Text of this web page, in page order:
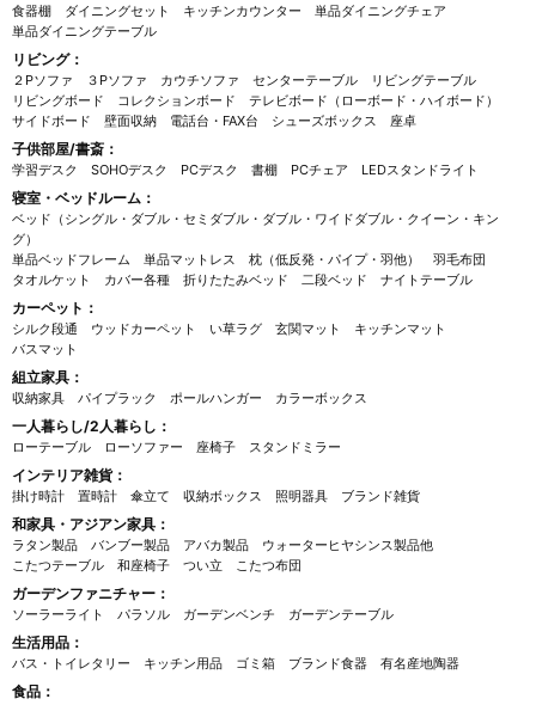
食器棚 ダイニングセット キッチンカウンター
単品ダイニングチェア
単品ダイニングテーブル
リビング：
２Pソファ ３Pソファ カウチソファ センターテーブル
リビングテーブル
リビングボード
コレクションボード
テレビボード（ローボード・ハイボード）
サイドボード
壁面収納 電話台・FAX台 シューズボックス 座卓
子供部屋/書斎：
学習デスク SOHOデスク PCデスク 書棚 PCチェア LEDスタンドライト
寝室・ベッドルーム：
ベッド（シングル・ダブル・セミダブル・ダブル・ワイドダブル・クイーン・キン
グ）
単品ベッドフレーム
単品マットレス 枕（低反発・パイプ・羽他）
羽毛布団
タオルケット
カバー各種 折りたたみベッド 二段ベッド ナイトテーブル
カーペット：
シルク段通 ウッドカーペット い草ラグ 玄関マット
キッチンマット
バスマット
組立家具：
収納家具 パイプラック ポールハンガー カラーボックス
一人暮らし/2人暮らし：
ローテーブル ローソファー 座椅子 スタンドミラー
インテリア雑貨：
掛け時計 置時計 傘立て 収納ボックス 照明器具 ブランド雑貨
和家具・アジアン家具：
ラタン製品 バンブー製品 アバカ製品
ウォーターヒヤシンス製品他
こたつテーブル
和座椅子 つい立 こたつ布団
ガーデンファニチャー：
ソーラーライト パラソル ガーデンベンチ ガーデンテーブル
生活用品：
バス・トイレタリー キッチン用品 ゴミ箱 ブランド食器 有名産地陶器
食品：